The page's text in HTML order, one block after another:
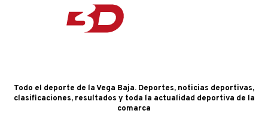
Todo el deporte de la Vega Baja. Deportes, noticias deportivas,
clasificaciones, resultados y toda la actualidad deportiva de la
comarca